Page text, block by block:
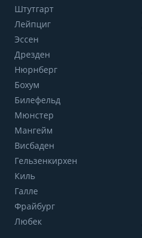
Штутгарт
Лейпциг
Эссен
Дрезден
Нюрнберг
Бохум
Билефельд
Мюнстер
Мангейм
Висбаден
Гельзенкирхен
Киль
Галле
Фрайбург
Любек